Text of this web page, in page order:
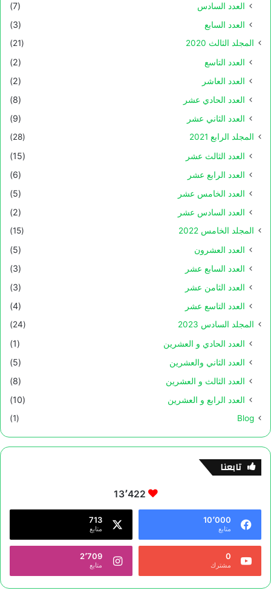
العدد السادس
(7)
العدد السابع
(3)
المجلد الثالث 2020 (21)
العدد التاسع
(2)
العدد العاشر
(2)
العدد الحادي عشر
(8)
العدد الثاني عشر
(9)
المجلد الرابع 2021 (28)
العدد الثالث عشر
(15)
العدد الرابع عشر
(6)
العدد الخامس عشر
(5)
العدد السادس عشر
(2)
المجلد الخامس 2022 (15)
العدد العشرون
(5)
العدد السابع عشر
(3)
العدد الثامن عشر
(3)
العدد التاسع عشر
(4)
المجلد السادس 2023 (24)
العدد الحادي و العشرين
(1)
العدد الثاني والعشرين
(5)
العدد الثالث و العشرين
(8)
العدد الرابع و العشرين
(10)
Blog
(1)
تابعنا
13٬422
10٬000
متابع
713
متابع
0
مشترك
2٬709
متابع